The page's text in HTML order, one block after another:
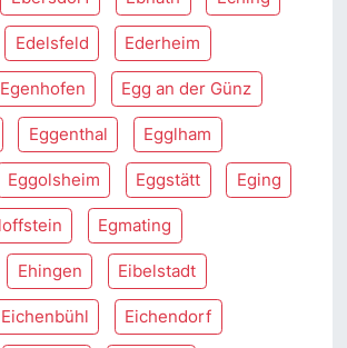
Edelsfeld Ederheim
Egenhofen Egg an der Günz
Eggenthal Egglham
Eggolsheim Eggstätt Eging
Egmating
Ehingen Eibelstadt
Eichenbühl Eichendorf